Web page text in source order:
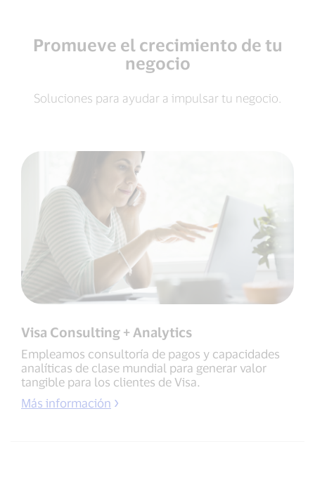
Promueve el crecimiento de tu
negocio
Soluciones para ayudar a impulsar tu negocio.
Visa Consulting + Analytics
Empleamos consultoría de pagos y capacidades
analíticas de clase mundial para generar valor
tangible para los clientes de Visa.
Más información